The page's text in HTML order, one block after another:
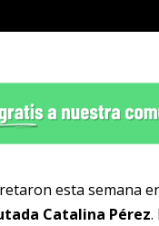
esta semana
Catalina Pérez.